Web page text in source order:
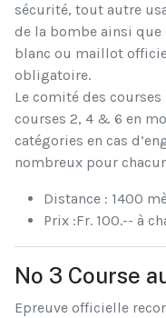
sécurité, tout autre
de la bombe ainsi que
blanc ou maillot
obligatoire.
Le comité des
courses 2, 4 & 6 en
catégories en cas
nombreux pour
Distance : 1400
Prix :Fr. 100.-- à
No 3 Course
Epreuve officielle